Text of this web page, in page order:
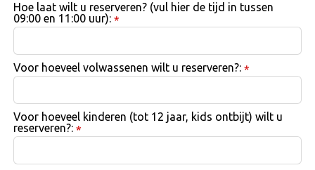
Hoe laat wilt u reserveren? (vul hier de tijd in tussen
09:00 en 11:00 uur): *
Voor hoeveel volwassenen wilt u reserveren?: *
Voor hoeveel kinderen (tot 12 jaar, kids ontbijt) wilt u
reserveren?: *